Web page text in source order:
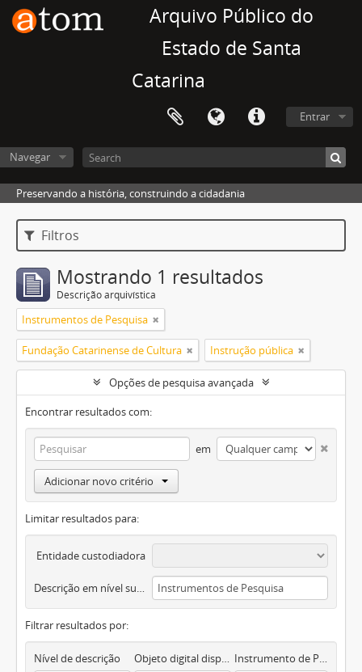
Arquivo Público do
Estado de Santa
Catarina
Entrar
Navegar
Preservando a história, construindo a cidadania
Filtros
Mostrando 1 resultados
Descrição arquivística
Instrumentos de Pesquisa
Fundação Catarinense de Cultura Instrução pública
Opções de pesquisa avançada
Encontrar resultados com:
em
Adicionar novo critério
Limitar resultados para:
Entidade custodiadora
Descrição em nível superior
Filtrar resultados por:
Nível de descrição Objeto digital disponível Instrumento de Pesquisa